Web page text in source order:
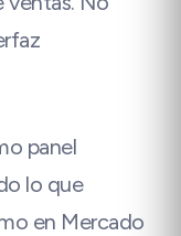
panel
lo que
en Mercado